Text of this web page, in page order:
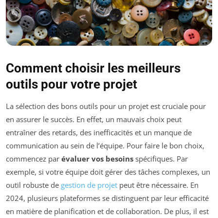
Comment choisir les meilleurs
outils pour votre projet
La sélection des bons outils pour un projet est cruciale pour
en assurer le succès. En effet, un mauvais choix peut
entraîner des retards, des inefficacités et un manque de
communication au sein de l’équipe. Pour faire le bon choix,
commencez par évaluer vos besoins spécifiques. Par
exemple, si votre équipe doit gérer des tâches complexes, un
outil robuste de gestion de projet peut être nécessaire. En
2024, plusieurs plateformes se distinguent par leur efficacité
en matière de planification et de collaboration. De plus, il est